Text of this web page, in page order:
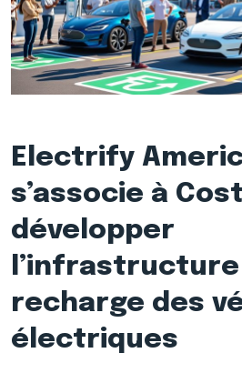
Electrify
s’associe à
développer
l’infrastructure
recharge des
électriques